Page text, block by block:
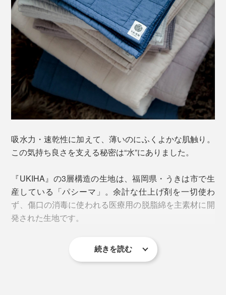
毛羽立ちにくく、ホコリ（細かい繊維くず）が出にくい
点も、優れた特徴です。
中綿には、短い繊維がホコリの原因になることから、繊
維の長い綿だけを使用。
表面のガーゼ生地は、通常のタオルの約1/2の細さの糸
で平織りにし、キルティングの針目も増やすことで、洗
吸水力・速乾性に加えて、薄いのにふくよかな肌触り。
この気持ち良さを支える秘密は“水”にありました。
『UKIHA』の3層構造の生地は、福岡県・うきは市で生
産している「パシーマ」。余計な仕上げ剤を一切使わ
ず、傷口の消毒に使われる医療用の脱脂綿を主素材に開
発された生地です。
続きを読む